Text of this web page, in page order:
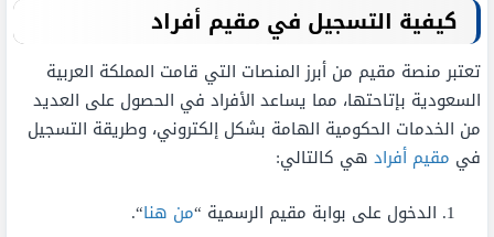
كيفية التسجيل في مقيم أفراد
تعتبر منصة مقيم من أبرز المنصات التي قامت المملكة العربية
السعودية بإتاحتها، مما يساعد الأفراد في الحصول على العديد
من الخدمات الحكومية الهامة بشكل إلكتروني، وطريقة التسجيل
في مقيم أفراد هي كالتالي:
الدخول على بوابة مقيم الرسمية “من هنا“.